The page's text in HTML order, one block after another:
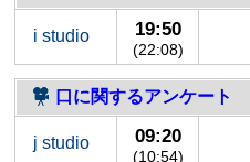
i studio 19:50
(22:08)
口に関するアンケート
j studio 09:20
(10:54)